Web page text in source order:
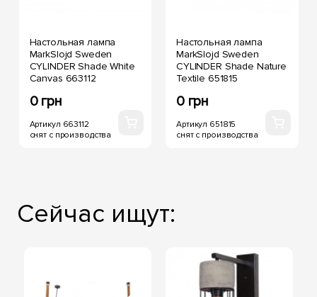
Настольная лампа
MarkSlojd Sweden
CYLINDER Shade White
Canvas 663112
0 грн
Артикул 663112
снят с производства
Настольная лампа
MarkSlojd Sweden
CYLINDER Shade Nature
Textile 651815
0 грн
Артикул 651815
снят с производства
Сейчас ищут: